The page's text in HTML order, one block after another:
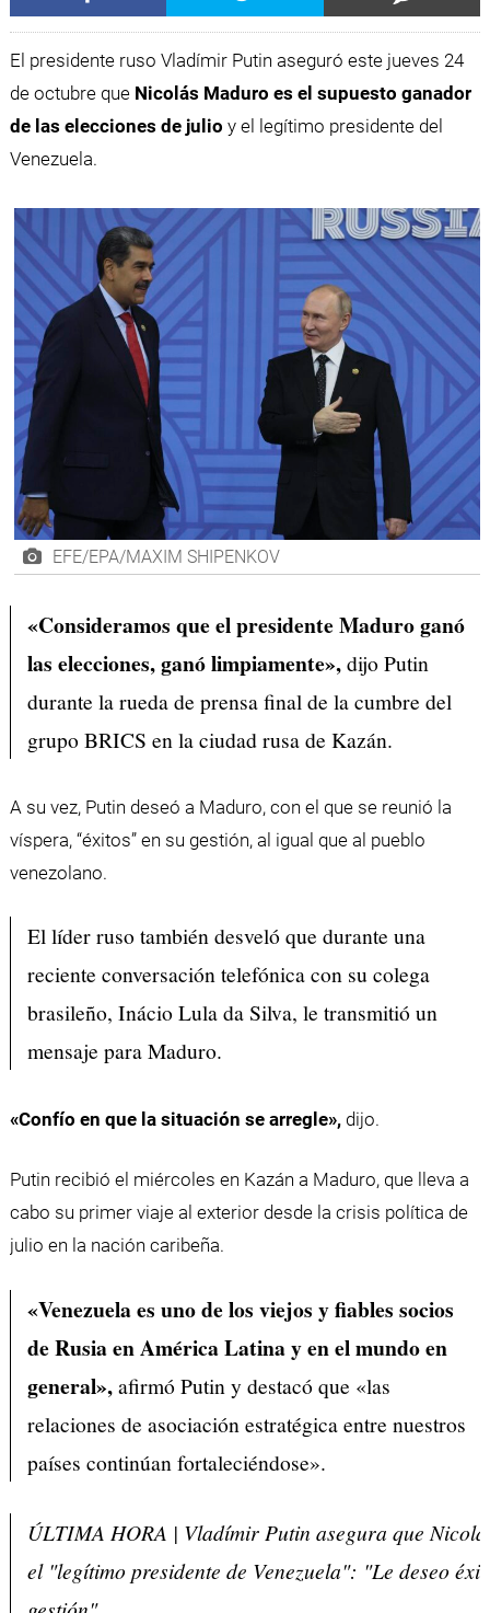
El presidente ruso Vladímir Putin aseguró este jueves 24
de octubre que Nicolás Maduro es el supuesto ganador
de las elecciones de julio y el legítimo presidente del
Venezuela.
EFE/EPA/MAXIM SHIPENKOV
«Consideramos que el presidente Maduro ganó
las elecciones, ganó limpiamente»,dijo Putin
durante la rueda de prensa final de la cumbre del
grupo BRICS en la ciudad rusa de Kazán.
A su vez, Putin deseó a Maduro, con el que se reunió la
víspera, “éxitos” en su gestión, al igual que al pueblo
venezolano.
El líder ruso también desveló que durante una
reciente conversación telefónica con su colega
brasileño, Inácio Lula da Silva, le transmitió un
mensaje para Maduro.
«Confío en que la situación se arregle»,dijo.
Putin recibió el miércoles en Kazán a Maduro, que lleva a
cabo su primer viaje al exterior desde la crisis política de
julio en la nación caribeña.
«Venezuela es uno de los viejos y fiables socios
de Rusia en América Latina y en el mundo en
general»,afirmó Putin y destacó que «las
relaciones de asociación estratégica entre nuestros
países continúan fortaleciéndose».
ÚLTIMA HORA | Vladímir Putin asegura que
el "legítimo presidente de Venezuela": "Le deseo